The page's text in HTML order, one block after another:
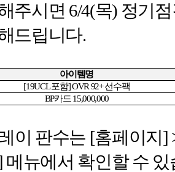
주시면 6/4(목) 정기
드립니다.
아이템명
[19UCL포함] OVR 92+선수팩
BP카드 15,000,000
이 판수는 [홈페이지]
메뉴에서 확인할 수